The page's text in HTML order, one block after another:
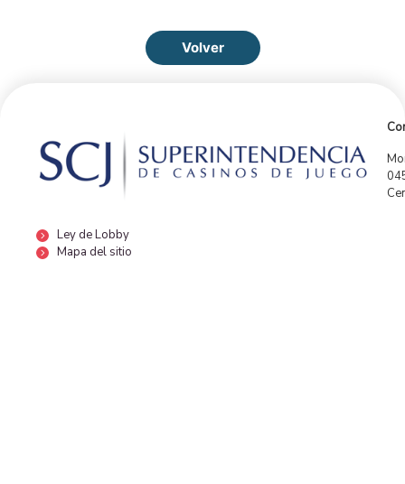
Volver
Ley de Lobby
Mapa del sitio